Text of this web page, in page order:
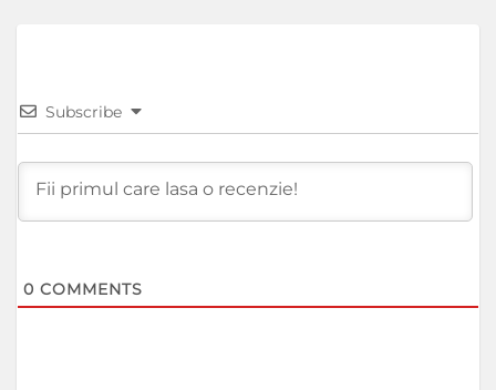
Subscribe
0 COMMENTS